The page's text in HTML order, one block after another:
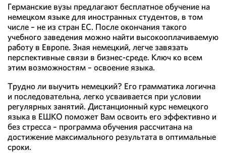
Германские вузы предлагают бесплатное обучение на
немецком языке для иностранных студентов, в том
числе – не из стран ЕС. После окончания такого
учебного заведения можно найти высокооплачиваемую
работу в Европе. Зная немецкий, легче завязать
перспективные связи в бизнес-среде. Ключ ко всем
этим возможностям – освоение языка.
Трудно ли выучить немецкий? Его грамматика логична
и последовательна, легко усваивается при условии
регулярных занятий. Дистанционный курс немецкого
языка в ЕШКО поможет Вам освоить его эффективно и
без стресса – программа обучения рассчитана на
достижение максимального результата в оптимальные
сроки.